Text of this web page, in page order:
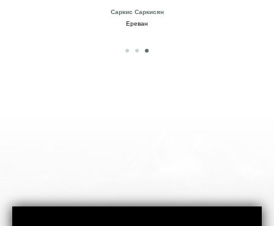
Саркис Саркисян
Ереван